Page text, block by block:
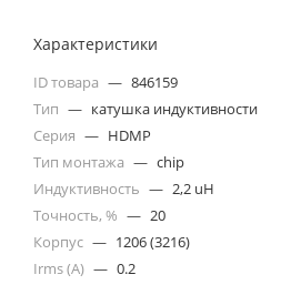
Характеристики
ID товара — 846159
Тип — катушка индуктивности
Серия — HDMP
Тип монтажа — chip
Индуктивность — 2,2 uH
Точность, % — 20
Корпус — 1206 (3216)
Irms (A) — 0.2